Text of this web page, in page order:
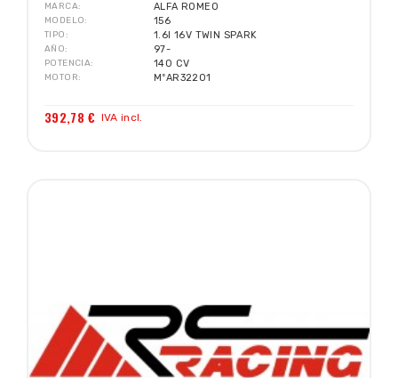
MARCA ALFA ROMEO
MODELO 156
TIPO 1.6I 16V TWIN SPARK
AÑO 97-
POTENCIA 140 CV
MOTOR MºAR32201
392,78 € IVA incl.